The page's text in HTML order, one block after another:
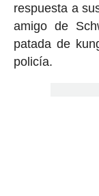
respuesta a
amigo de
patada de
policía.